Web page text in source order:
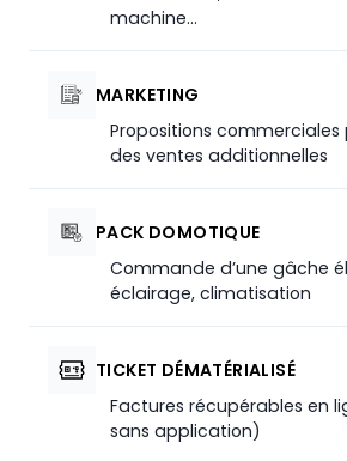
machine…
MARKETING
Propositions commerciales
des ventes additionnelles
PACK DOMOTIQUE
Commande d’une gâche
éclairage, climatisation
TICKET DÉMATÉRIALISÉ
Factures récupérables en
sans application)